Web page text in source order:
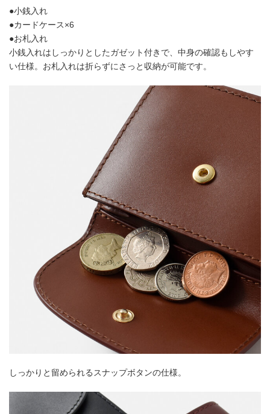
●小銭入れ
●カードケース×6
●お札入れ
小銭入れはしっかりとしたガゼット付きで、中身の確認もしやす
い仕様。お札入れは折らずにさっと収納が可能です。
しっかりと留められるスナップボタンの仕様。